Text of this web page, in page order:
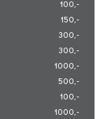
100,-
150,-
300,-
300,-
1000,-
500,-
100,-
1000,-